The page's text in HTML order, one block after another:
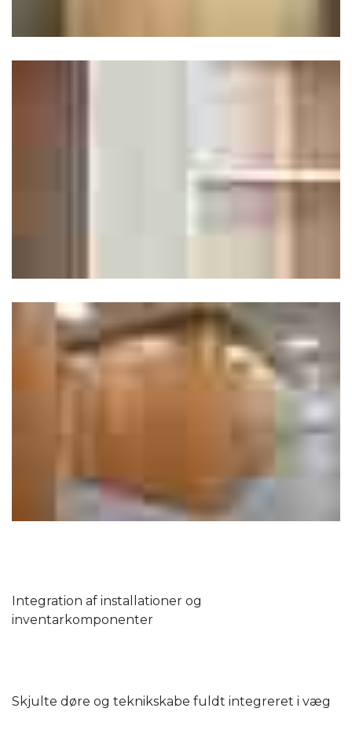
Integration af installationer og
inventarkomponenter
Skjulte døre og teknikskabe fuldt integreret i væg